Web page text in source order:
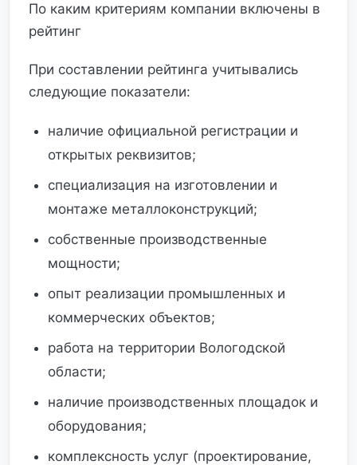
По каким критериям компании включены в
рейтинг
При составлении рейтинга учитывались
следующие показатели:
наличие официальной регистрации и
открытых реквизитов;
специализация на изготовлении и
монтаже металлоконструкций;
собственные производственные
мощности;
опыт реализации промышленных и
коммерческих объектов;
работа на территории Вологодской
области;
наличие производственных площадок и
оборудования;
комплексность услуг (проектирование,